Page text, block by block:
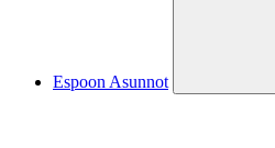
Espoon Asunnot